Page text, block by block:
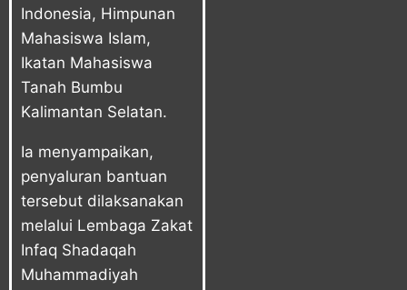
Indonesia, Himpunan
Mahasiswa Islam,
Ikatan Mahasiswa
Tanah Bumbu
Kalimantan Selatan.
Ia menyampaikan,
penyaluran bantuan
tersebut dilaksanakan
melalui Lembaga Zakat
Infaq Shadaqah
Muhammadiyah